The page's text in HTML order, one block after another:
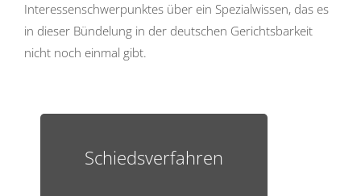
Interessenschwerpunktes über ein Spezialwissen, das es
in dieser Bündelung in der deutschen Gerichtsbarkeit
nicht noch einmal gibt.
Schiedsverfahren